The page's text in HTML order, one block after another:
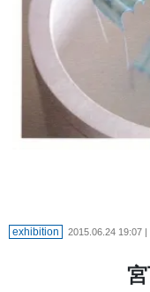
exhibition 2015.06.24 19:07|